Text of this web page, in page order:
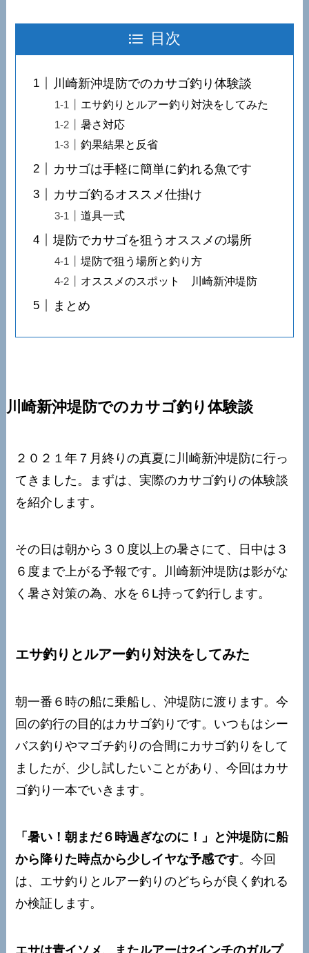
目次
川崎新沖堤防でのカサゴ釣り体験談
エサ釣りとルアー釣り対決をしてみた
暑さ対応
釣果結果と反省
カサゴは手軽に簡単に釣れる魚です
カサゴ釣るオススメ仕掛け
道具一式
堤防でカサゴを狙うオススメの場所
堤防で狙う場所と釣り方
オススメのスポット 川崎新沖堤防
まとめ
川崎新沖堤防でのカサゴ釣り体験談
２０２１年７月終りの真夏に川崎新沖堤防に行っ
てきました。まずは、実際のカサゴ釣りの体験談
を紹介します。
その日は朝から３０度以上の暑さにて、日中は３
６度まで上がる予報です。川崎新沖堤防は影がな
く暑さ対策の為、水を６L持って釣行します。
エサ釣りとルアー釣り対決をしてみた
朝一番６時の船に乗船し、沖堤防に渡ります。今
回の釣行の目的はカサゴ釣りです。いつもはシー
バス釣りやマゴチ釣りの合間にカサゴ釣りをして
ましたが、少し試したいことがあり、今回はカサ
ゴ釣り一本でいきます。
「暑い！朝まだ６時過ぎなのに！」と沖堤防に船
から降りた時点から少しイヤな予感です。今回
は、エサ釣りとルアー釣りのどちらが良く釣れる
か検証します。